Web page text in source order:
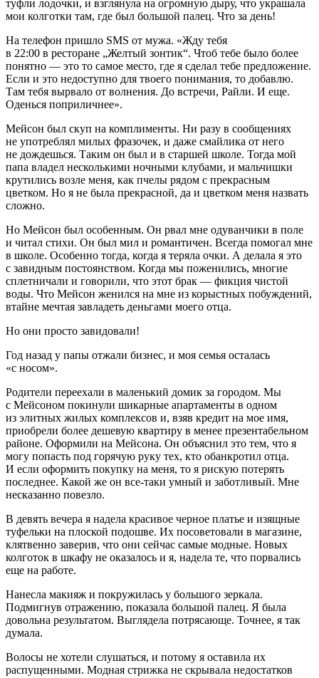
туфли лодочки, и взглянула на огромную дыру, что украшала
мои колготки там, где был большой палец. Что за день!
На телефон пришло SMS от мужа. «Жду тебя
в 22:00 в ресторане „Желтый зонтик“. Чтоб тебе было более
понятно — это то самое место, где я сделал тебе предложение.
Если и это недоступно для твоего понимания, то добавлю.
Там тебя вырвало от волнения. До встречи, Райли. И еще.
Оденься поприличнее».
Мейсон был скуп на комплименты. Ни разу в сообщениях
не употреблял милых фразочек, и даже смайлика от него
не дождешься. Таким он был и в старшей школе. Тогда мой
папа владел несколькими ночными клубами, и мальчишки
крутились возле меня, как пчелы рядом с прекрасным
цветком. Но я не была прекрасной, да и цветком меня назвать
сложно.
Но Мейсон был особенным. Он рвал мне одуванчики в поле
и читал стихи. Он был мил и романтичен. Всегда помогал мне
в школе. Особенно тогда, когда я теряла очки. А делала я это
с завидным постоянством. Когда мы поженились, многие
сплетничали и говорили, что этот брак — фикция чистой
воды. Что Мейсон женился на мне из корыстных побуждений,
втайне мечтая завладеть деньгами моего отца.
Но они просто завидовали!
Год назад у папы отжали бизнес, и моя семья осталась
«с носом».
Родители переехали в маленький домик за городом. Мы
с Мейсоном покинули шикарные апартаменты в одном
из элитных жилых комплексов и, взяв кредит на мое имя,
приобрели более дешевую квартиру в менее презентабельном
районе. Оформили на Мейсона. Он объяснил это тем, что я
могу попасть под горячую руку тех, кто обанкротил отца.
И если оформить покупку на меня, то я рискую потерять
последнее. Какой же он все-таки умный и заботливый. Мне
несказанно повезло.
В девять вечера я надела красивое черное платье и изящные
туфельки на плоской подошве. Их посоветовали в магазине,
клятвенно заверив, что они сейчас самые модные. Новых
колготок в шкафу не оказалось и я, надела те, что порвались
еще на работе.
Нанесла макияж и покружилась у большого зеркала.
Подмигнув отражению, показала большой палец. Я была
довольна результатом. Выглядела потрясающе. Точнее, я так
думала.
Волосы не хотели слушаться, и потому я оставила их
распущенными. Модная стрижка не скрывала недостатков